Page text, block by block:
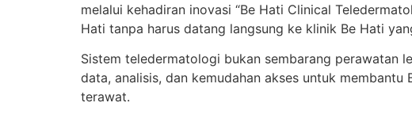
melalui kehadiran inovasi “Be Hati Clinical
Hati tanpa harus datang langsung ke klinik Be Hati
Sistem teledermatologi bukan sembarang perawatan
data, analisis, dan kemudahan akses untuk
terawat.